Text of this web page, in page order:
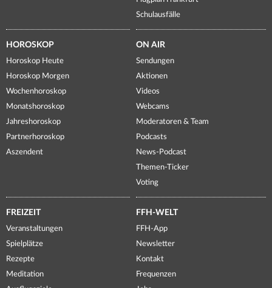
Schulausfälle
HOROSKOP
Horoskop Heute
Horoskop Morgen
Wochenhoroskop
Monatshoroskop
Jahreshoroskop
Partnerhoroskop
Aszendent
ON AIR
Sendungen
Aktionen
Videos
Webcams
Moderatoren & Team
Podcasts
News-Podcast
Themen-Ticker
Voting
FREIZEIT
Veranstaltungen
Spielplätze
Rezepte
Meditation
FFH-WELT
FFH-App
Newsletter
Kontakt
Frequenzen